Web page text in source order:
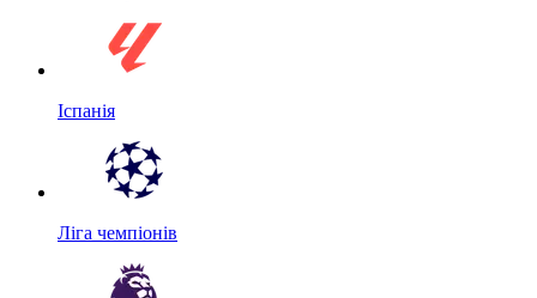
Іспанія
Ліга чемпіонів